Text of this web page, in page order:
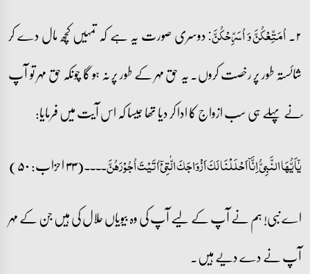
۲۔ اُمَتِّعۡکُنَّ وَ اُسَرِّحۡکُنَّ:دوسری صورت یہ ہے کہ تمہیں کچھ مال دے کر
شائستہ طور پر رخصت کروں۔ یہ حق مہر کے طور پر نہ ہو گا چونکہ حق مہر تو آپ
ؐنے پہلے ہی سب ازواج کا ادا کر دیا تھا جیسا کہ اس آیت میں فرمایا:
یٰۤاَیُّہَا النَّبِیُّ اِنَّاۤ اَحۡلَلۡنَا لَکَ اَزۡوَاجَکَ الّٰتِیۡۤ اٰتَیۡتَ اُجُوۡرَہُنَّ۔۔۔۔(۳۳ احزاب: ۵۰)
اے نبی! ہم نے آپ کے لیے آپ کی وہ بیویاں حلال کی ہیں جن کے مہر
آپ نے دے دیے ہیں۔